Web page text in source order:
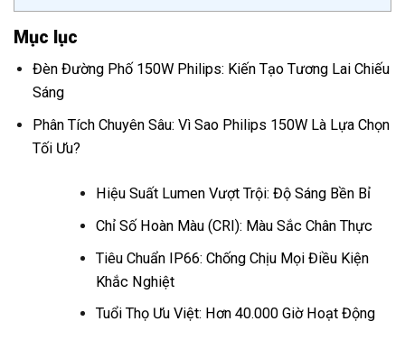
Mục lục
Đèn Đường Phố 150W Philips: Kiến Tạo Tương Lai Chiếu
Sáng
Phân Tích Chuyên Sâu: Vì Sao Philips 150W Là Lựa Chọn
Tối Ưu?
Hiệu Suất Lumen Vượt Trội: Độ Sáng Bền Bỉ
Chỉ Số Hoàn Màu (CRI): Màu Sắc Chân Thực
Tiêu Chuẩn IP66: Chống Chịu Mọi Điều Kiện
Khắc Nghiệt
Tuổi Thọ Ưu Việt: Hơn 40.000 Giờ Hoạt Động